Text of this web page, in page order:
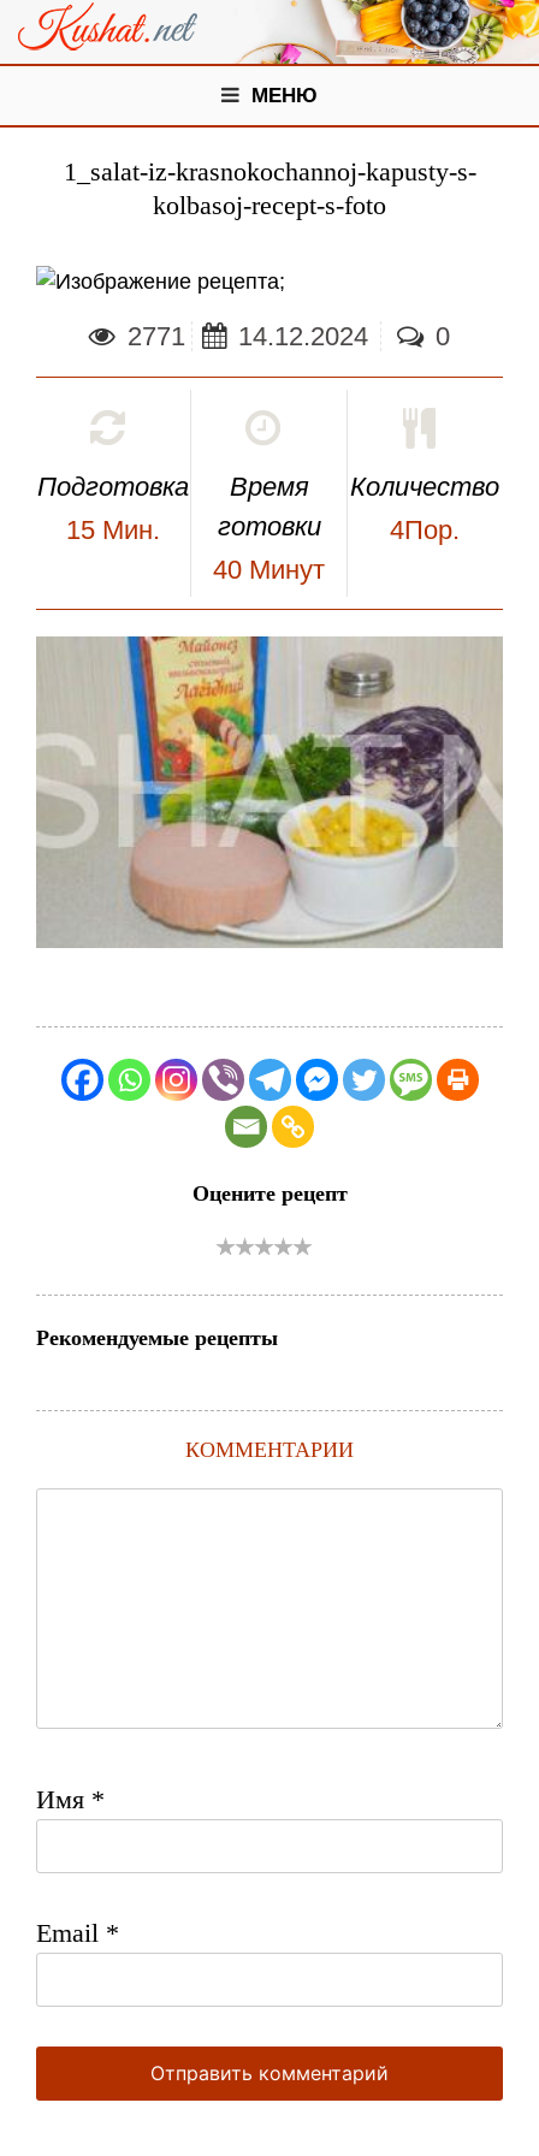
МЕНЮ
1_salat-iz-krasnokochannoj-kapusty-s-
kolbasoj-recept-s-foto
;
2771 14.12.2024 0
Подготовка
15 Мин.
Время
готовки
40 Минут
Количество
4Пор.
Оцените рецепт
Рекомендуемые рецепты
КОММЕНТАРИИ
Имя *
Email *